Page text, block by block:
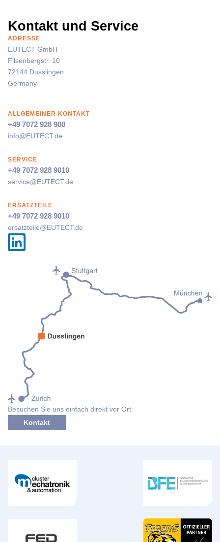
Kontakt und Service
ADRESSE
EUTECT GmbH
Filsenbergstr. 10
72144 Dusslingen
Germany
ALLGEMEINER KONTAKT
+49 7072 928 900
info@EUTECT.de
SERVICE
+49 7072 928 9010
service@EUTECT.de
ERSATZTEILE
+49 7072 928 9010
ersatzteile@EUTECT.de
Besuchen Sie uns einfach direkt vor Ort.
Kontakt